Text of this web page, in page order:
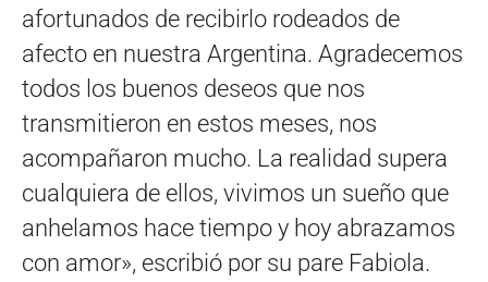
afortunados de recibirlo rodeados de
afecto en nuestra Argentina. Agradecemos
todos los buenos deseos que nos
transmitieron en estos meses, nos
acompañaron mucho. La realidad supera
cualquiera de ellos, vivimos un sueño que
anhelamos hace tiempo y hoy abrazamos
con amor», escribió por su pare Fabiola.